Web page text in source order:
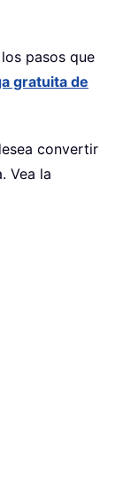
pasos que
gratuita de
convertir
Vea la